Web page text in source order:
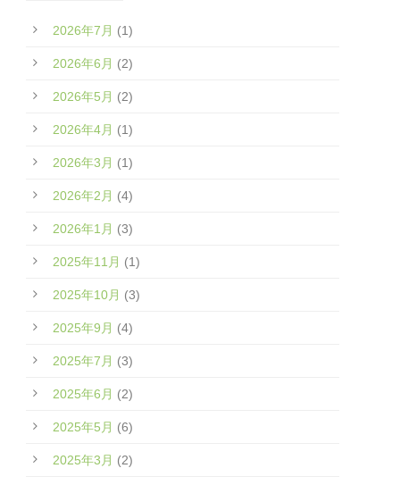
2026年7月 (1)
2026年6月 (2)
2026年5月 (2)
2026年4月 (1)
2026年3月 (1)
2026年2月 (4)
2026年1月 (3)
2025年11月 (1)
2025年10月 (3)
2025年9月 (4)
2025年7月 (3)
2025年6月 (2)
2025年5月 (6)
2025年3月 (2)